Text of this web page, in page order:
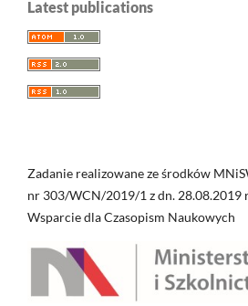
Latest publications
Zadanie realizowane ze środków
nr 303/WCN/2019/1 z dn. 28.08.2019
Wsparcie dla Czasopism Naukowych